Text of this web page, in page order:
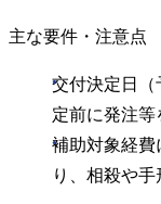
主な要件・注意点
交付決定日（
定前に発注等
補助対象経費
り、相殺や手